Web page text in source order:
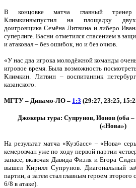
В концовке матча главный тренер
Климкинвыпустил на площадку
доигровщика Семёна Литвина и либеро
суперлиге. Васни отметился спасением в
и атаковал – без ошибок, но и без очков.
«У нас два игрока молодёжной команды
игровое время. Была возможность
Климкин. Литвин – воспитанник
казанского.
МГТУ – Динамо-ЛО – 1:3 (29:27, 23:25,
Джокеры тура: Супрунов, Ионов (оба –
(«Нова»)
На результат матча «Кузбасс» – «Нова»
кемеровчан уже по ходу первой партии
запасе, включая Давида Фиэля и Егора
вышел Кирилл Супрунов. Диагональный
партии, а затем стал главным героем второго
6/8 в атаке).